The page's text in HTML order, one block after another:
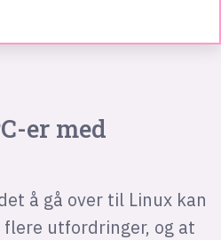
er med
å gå over til Linux kan
utfordringer, og at